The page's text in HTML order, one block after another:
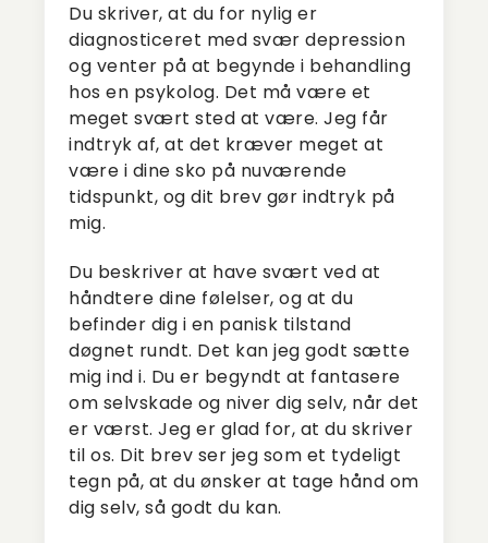
Du skriver, at du for nylig er
diagnosticeret med svær depression
og venter på at begynde i behandling
hos en psykolog. Det må være et
meget svært sted at være. Jeg får
indtryk af, at det kræver meget at
være i dine sko på nuværende
tidspunkt, og dit brev gør indtryk på
mig.
Du beskriver at have svært ved at
håndtere dine følelser, og at du
befinder dig i en panisk tilstand
døgnet rundt. Det kan jeg godt sætte
mig ind i. Du er begyndt at fantasere
om selvskade og niver dig selv, når det
er værst. Jeg er glad for, at du skriver
til os. Dit brev ser jeg som et tydeligt
tegn på, at du ønsker at tage hånd om
dig selv, så godt du kan.